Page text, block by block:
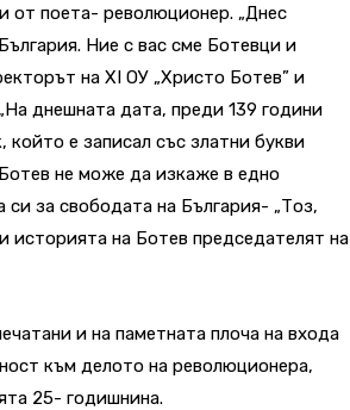
от поета- революционер. „Днес
Ние с вас сме Ботевци и
на XI ОУ „Христо Ботев” и
днешната дата, преди 139 години
който е записал със златни букви
не може да изкаже в едно
за свободата на България- „Тоз,
историята на Ботев председателят на
и на паметната плоча на входа
към делото на революционера,
25- годишнина.